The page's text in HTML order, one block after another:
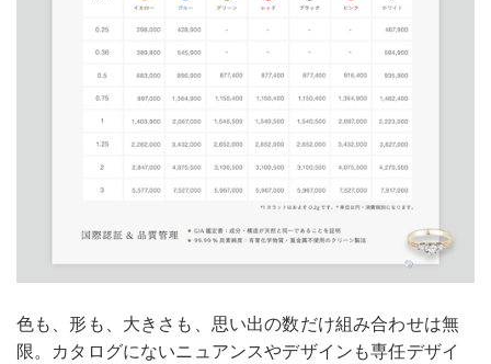
色も、形も、大きさも、思い出の数だけ組み合わせは無
限。カタログにないニュアンスやデザインも専任デザイ